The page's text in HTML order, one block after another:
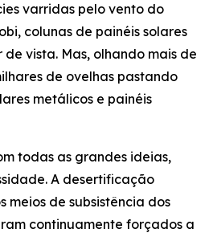
varridas pelo vento do
colunas de painéis solares
vista. Mas, olhando mais de
de ovelhas pastando
metálicos e painéis
todas as grandes ideias,
A desertificação
meios de subsistência dos
continuamente forçados a